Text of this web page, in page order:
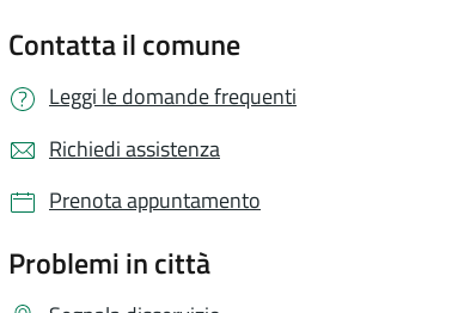
Contatta il comune
Leggi le domande frequenti
Richiedi assistenza
Prenota appuntamento
Problemi in città